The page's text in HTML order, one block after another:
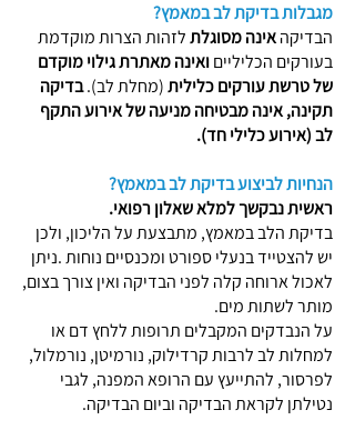
מגבלות בדיקת לב במאמץ?
הבדיקהאינה מסוגלתלזהות הצרות מוקדמת
בעורקים הכלילייםואינה מאתרת גילוי מוקדם
של טרשת עורקים כלילית(מחלת לב).בדיקה
תקינה, אינה מבטיחה מניעה של אירוע התקף
לב (אירוע כלילי חד).
הנחיות לביצוע בדיקת לב במאמץ?
ראשית נבקשך למלא שאלון רפואי.
בדיקת הלב במאמץ, מתבצעת על הליכון, ולכן
יש להצטייד בנעלי ספורט ומכנסיים נוחות .ניתן
לאכול ארוחה קלה לפני הבדיקה ואין צורך בצום,
מותר לשתות מים.
על הנבדקים המקבלים תרופות ללחץ דם או
למחלות לב לרבות קרדילוק, נורמיטן, נורמלול,
לפרסור, להתייעץ עם הרופא המפנה, לגבי
נטילתן לקראת הבדיקה וביום הבדיקה.